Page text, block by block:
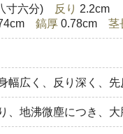
寸六分) 反り 2.2cm
鎬厚0.78cm 茎
幅広く、反り深く、先
、地沸微塵につき、大